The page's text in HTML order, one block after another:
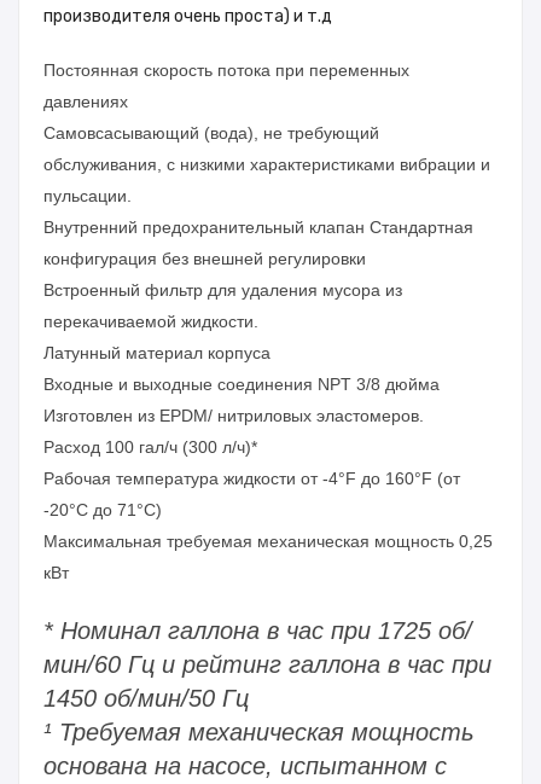
производителя очень проста) и т.д
Постоянная скорость потока при переменных
давлениях
Самовсасывающий (вода), не требующий
обслуживания, с низкими характеристиками вибрации и
пульсации.
Внутренний предохранительный клапан Стандартная
конфигурация без внешней регулировки
Встроенный фильтр для удаления мусора из
перекачиваемой жидкости.
Латунный материал корпуса
Входные и выходные соединения NPT 3/8 дюйма
Изготовлен из EPDM/ нитриловых эластомеров.
Расход 100 гал/ч (300 л/ч)*
Рабочая температура жидкости от -4°F до 160°F (от
-20°C до 71°C)
Максимальная требуемая механическая мощность 0,25
кВт
* Номинал галлона в час при 1725 об/
мин/60 Гц и рейтинг галлона в час при
1450 об/мин/50 Гц
¹ Требуемая механическая мощность
основана на насосе, испытанном с